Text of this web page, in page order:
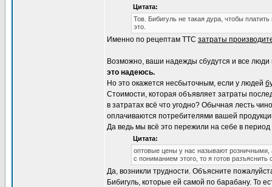
Цитата:
Тов. Бибигуль не такая дура, чтобы
это.
Именно по рецептам ТТС затраты
Возможно, ваши надежды сбудутся и все
это надеюсь.
Но это окажется несбыточным, если у людей
Стоимости, которая объявляет затраты
в затратах всё что угодно? Обычная лесть
оплачиваются потребителями вашей
Да ведь мы всё это пережили на себе в
Цитата:
оптовые цены у нас называют розничными,
с пониманием этого, то я готов
Да, возникли трудности. Объясните
Бибигуль, которые ей самой по барабану. То